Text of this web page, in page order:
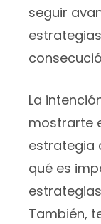
seguir
La
mostrarte
estrategia
qué es
También,